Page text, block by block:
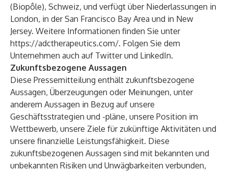
(Biopôle), Schweiz, und verfügt über Niederlassungen in
London, in der San Francisco Bay Area und in New
Jersey. Weitere Informationen finden Sie unter
https://adctherapeutics.com/. Folgen Sie dem
Unternehmen auch auf Twitterund LinkedIn.
Zukunftsbezogene Aussagen
Diese Pressemitteilung enthält zukunftsbezogene
Aussagen, Überzeugungen oder Meinungen, unter
anderem Aussagen in Bezug auf unsere
Geschäftsstrategien und -pläne, unsere Position im
Wettbewerb, unsere Ziele für zukünftige Aktivitäten und
unsere finanzielle Leistungsfähigkeit. Diese
zukunftsbezogenen Aussagen sind mit bekannten und
unbekannten Risiken und Unwägbarkeiten verbunden,